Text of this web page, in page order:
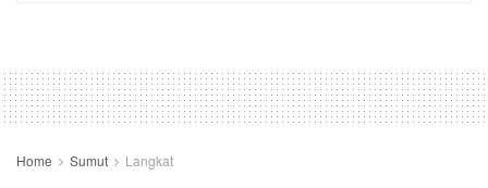
Home Sumut Langkat